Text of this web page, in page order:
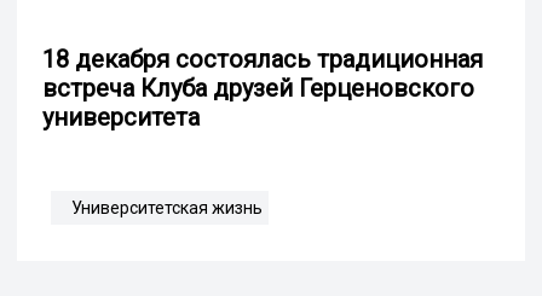
18 декабря состоялась традиционная
встреча Клуба друзей Герценовского
университета
Университетская жизнь